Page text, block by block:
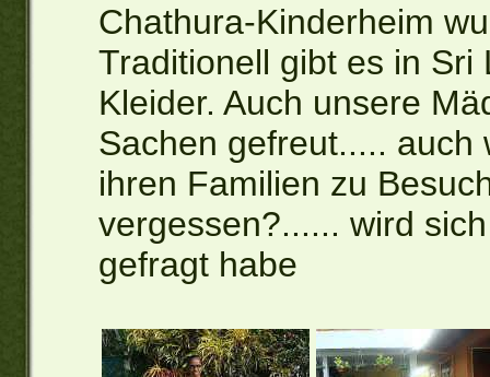
Chathura-Kinderheim
Traditionell gibt es in
Kleider. Auch unsere
Sachen gefreut.....
ihren Familien zu
vergessen?...... wird
gefragt habe